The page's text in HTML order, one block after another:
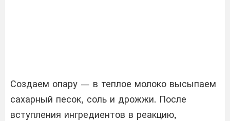
Создаем опару — в теплое молоко высыпаем
сахарный песок, соль и дрожжи. После
вступления ингредиентов в реакцию,